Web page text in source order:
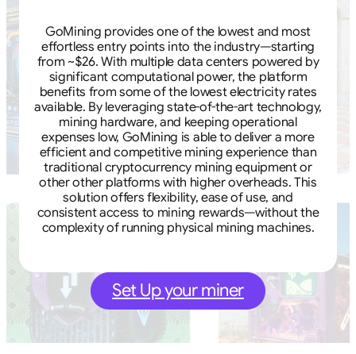
GoMining provides one of the lowest and most
effortless entry points into the industry—starting
from ~$26. With multiple data centers powered by
significant computational power, the platform
benefits from some of the lowest electricity rates
available. By leveraging state-of-the-art technology,
mining hardware, and keeping operational
expenses low, GoMining is able to deliver a more
efficient and competitive mining experience than
traditional cryptocurrency mining equipment or
other other platforms with higher overheads. This
solution offers flexibility, ease of use, and
consistent access to mining rewards—without the
complexity of running physical mining machines.
Set Up your miner